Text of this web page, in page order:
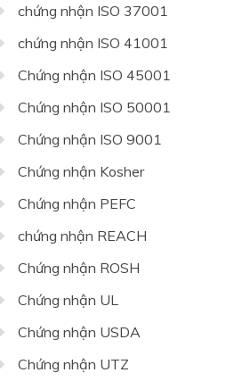
chứng nhận ISO 37001
chứng nhận ISO 41001
Chứng nhận ISO 45001
Chứng nhận ISO 50001
Chứng nhận ISO 9001
Chứng nhận Kosher
Chứng nhận PEFC
chứng nhận REACH
Chứng nhận ROSH
Chứng nhận UL
Chứng nhận USDA
Chứng nhận UTZ